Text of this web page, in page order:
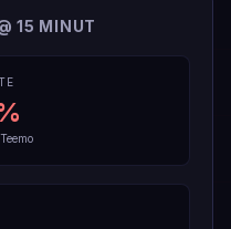
15 MINUT
Teemo